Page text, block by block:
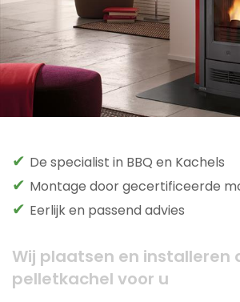
✔ De specialist in BBQ en Kachels
✔ Montage door gecertificeerde
✔ Eerlijk en passend advies
Wij plaatsen en installeren
pelletkachel voor u